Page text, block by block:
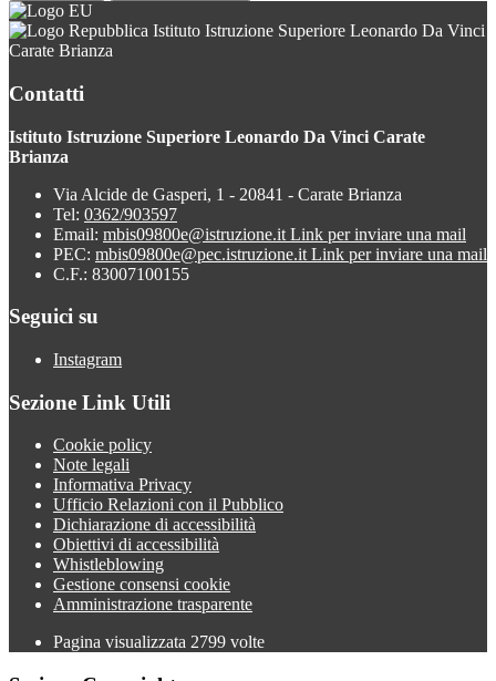
Istituto Istruzione Superiore Leonardo Da Vinci
Carate Brianza
Contatti
Istituto Istruzione Superiore Leonardo Da Vinci Carate
Brianza
Via Alcide de Gasperi, 1 - 20841 - Carate Brianza
Tel: 0362/903597
Email: mbis09800e@istruzione.it Link per inviare una mail
PEC: mbis09800e@pec.istruzione.it Link per inviare una mail
C.F.: 83007100155
Seguici su
Instagram
Sezione Link Utili
Cookie policy
Note legali
Informativa Privacy
Ufficio Relazioni con il Pubblico
Dichiarazione di accessibilità
Obiettivi di accessibilità
Whistleblowing
Gestione consensi cookie
Amministrazione trasparente
Pagina visualizzata 2799 volte